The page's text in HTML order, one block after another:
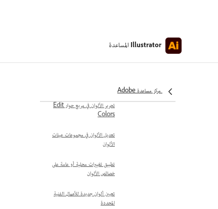
Illustrator المساعدة
مركز مساعدة Adobe
إعادة تلوين العمل الفني
تحرير الألوان في مربع حوار Edit
Colors
تعديل الألوان في مجموعات عينات
الألوان
تطبيق تغييرات محلية أو عامة على
خصائص الألوان
تعيين ألوان جديدة للأعمال الفنية
المحددة